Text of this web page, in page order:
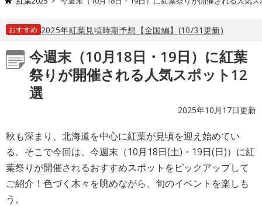
おすすめ 2025年紅葉見頃時期予想【全国編】(10/31更新)
今週末（10月18日・19日）に紅葉
祭りが開催される人気スポット12
選
2025年10月17日更新
秋も深まり、北海道を中心に紅葉が見頃を迎え始めてい
る。そこで今回は、今週末（10月18日(土)・19日(日)）に紅
葉祭りが開催されるおすすめスポットをピックアップして
ご紹介！色づく木々を眺めながら、旬のイベントを楽しも
う。